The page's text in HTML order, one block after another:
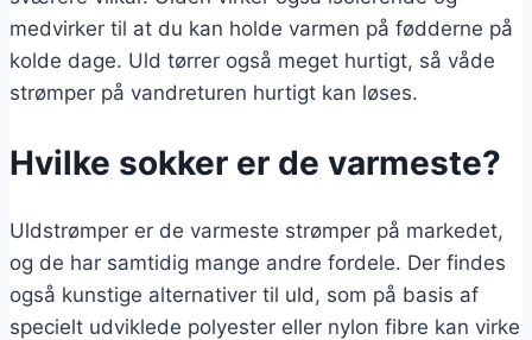
medvirker til at du kan holde varmen på fødderne på
kolde dage. Uld tørrer også meget hurtigt, så våde
strømper på vandreturen hurtigt kan løses.
Hvilke sokker er de varmeste?
Uldstrømper er de varmeste strømper på markedet,
og de har samtidig mange andre fordele. Der findes
også kunstige alternativer til uld, som på basis af
specielt udviklede polyester eller nylon fibre kan virke